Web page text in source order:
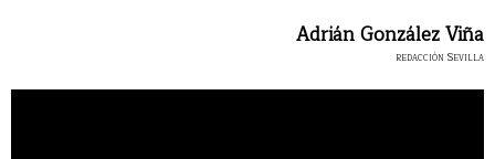
Adrián González Viña
redacción Sevilla